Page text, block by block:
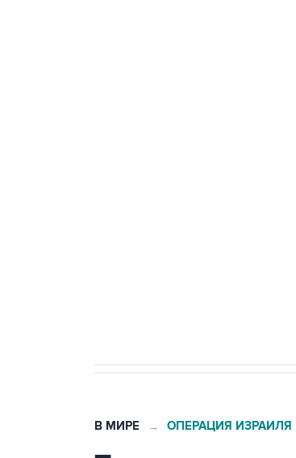
В МИРЕ → ОПЕРАЦИЯ